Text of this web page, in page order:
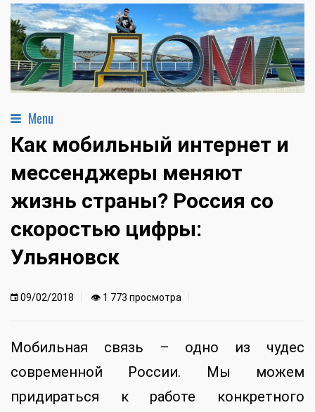
Menu
Как мобильный интернет и
мессенджеры меняют
жизнь страны? Россия со
скоростью цифры:
Ульяновск
09/02/2018 👁 1 773 просмотра
Мобильная связь – одно из чудес
современной России. Мы можем
придираться к работе конкретного